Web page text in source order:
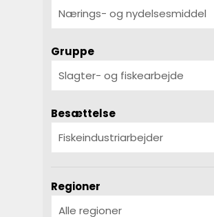
Gruppe
Besættelse
Regioner